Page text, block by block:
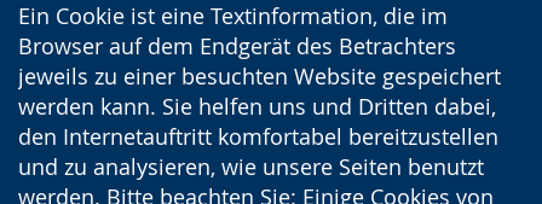
Ein Cookie ist eine Textinformation, die im
Browser auf dem Endgerät des Betrachters
jeweils zu einer besuchten Website gespeichert
werden kann. Sie helfen uns und Dritten dabei,
den Internetauftritt komfortabel bereitzustellen
und zu analysieren, wie unsere Seiten benutzt
werden. Bitte beachten Sie: Einige Cookies von